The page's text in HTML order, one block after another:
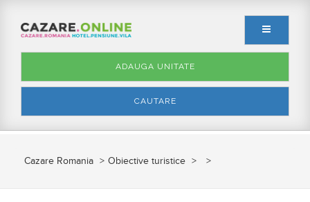
CAUTARE
ADAUGA UNITATE
Cazare Romania Obiective turistice